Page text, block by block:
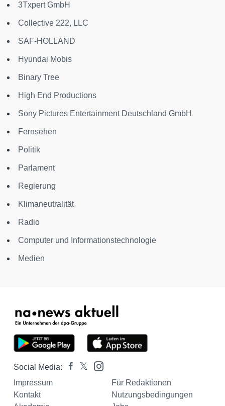
3Txpert GmbH
Collective 222, LLC
SAF-HOLLAND
Hyundai Mobis
Binary Tree
High End Productions
Sony Pictures Entertainment Deutschland GmbH
Fernsehen
Politik
Parlament
Regierung
Klimaneutralität
Radio
Computer und Informationstechnologie
Medien
Social Media:
Impressum
Für Redaktionen
Kontakt
Nutzungsbedingungen